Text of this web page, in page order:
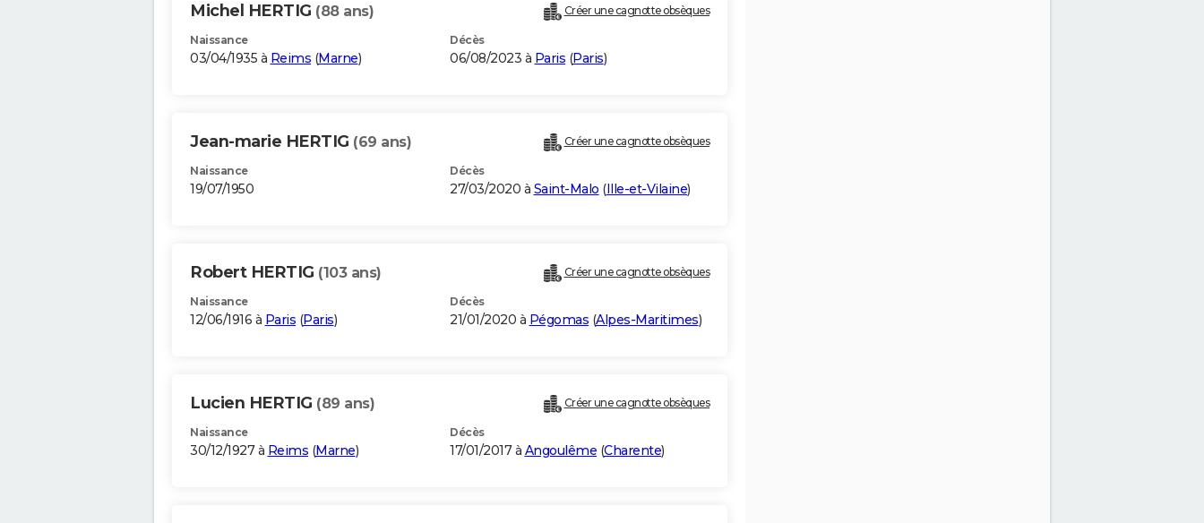
Michel HERTIG (88 ans) Créer une cagnotte obsèques
Naissance
03/04/1935 à Reims (Marne)
Décès
06/08/2023 à Paris (Paris)
Jean-marie HERTIG (69 ans) Créer une cagnotte obsèques
Naissance
19/07/1950
Décès
27/03/2020 à Saint-Malo (Ille-et-Vilaine)
Robert HERTIG (103 ans) Créer une cagnotte obsèques
Naissance
12/06/1916 à Paris (Paris)
Décès
21/01/2020 à Pégomas (Alpes-Maritimes)
Lucien HERTIG (89 ans) Créer une cagnotte obsèques
Naissance
30/12/1927 à Reims (Marne)
Décès
17/01/2017 à Angoulême (Charente)